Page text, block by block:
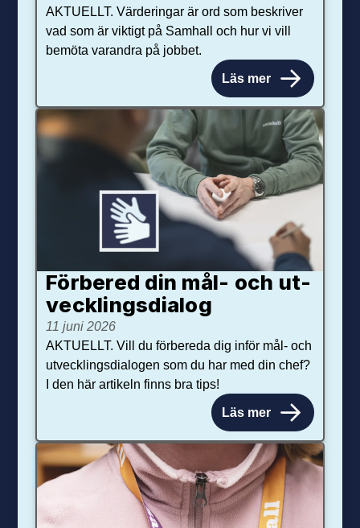
AKTUELLT. Värderingar är ord som beskriver
vad som är viktigt på Samhall och hur vi vill
bemöta varandra på jobbet.
Läs mer
Förbered din mål- och ut­
veck­lings­dialog
11 juni 2026
AKTUELLT. Vill du förbereda dig inför mål- och
utvecklingsdialogen som du har med din chef?
I den här artikeln finns bra tips!
Läs mer